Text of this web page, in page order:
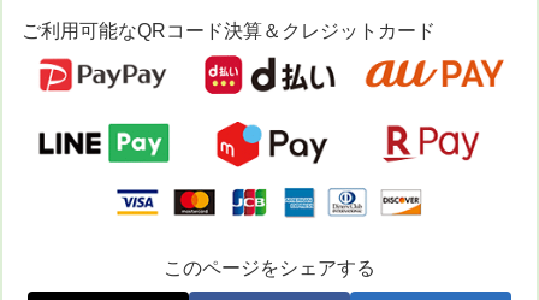
ご利用可能なQRコード決算＆クレジットカード
このページをシェアする